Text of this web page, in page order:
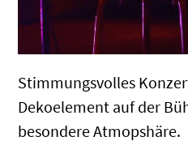
Stimmungsvolles
Dekoelement auf der
besondere Atmopshäre.